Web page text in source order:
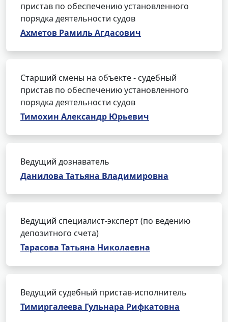
пристав по обеспечению установленного
порядка деятельности судов
Ахметов Рамиль Агдасович
Старший смены на объекте - судебный
пристав по обеспечению установленного
порядка деятельности судов
Тимохин Александр Юрьевич
Ведущий дознаватель
Данилова Татьяна Владимировна
Ведущий специалист-эксперт (по ведению
депозитного счета)
Тарасова Татьяна Николаевна
Ведущий судебный пристав-исполнитель
Тимиргалеева Гульнара Рифкатовна